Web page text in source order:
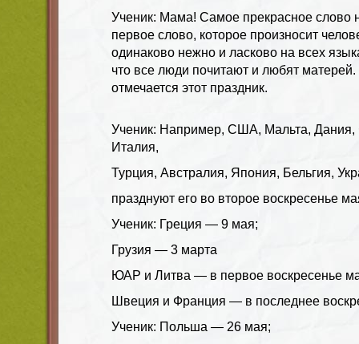
Ученик: Мама! Самое прекрасное
первое слово, которое произносит
одинаково нежно и ласково на всех
что все люди почитают и любят
отмечается этот праздник.
Ученик: Например, США, Мальта, Дания,
Италия,
Турция, Австралия, Япония, Бельгия,
празднуют его во второе воскресенье
Ученик: Греция — 9 мая;
Грузия — 3 марта
ЮАР и Литва — в первое воскресенье
Швеция и Франция — в последнее
Ученик: Польша — 26 мая;